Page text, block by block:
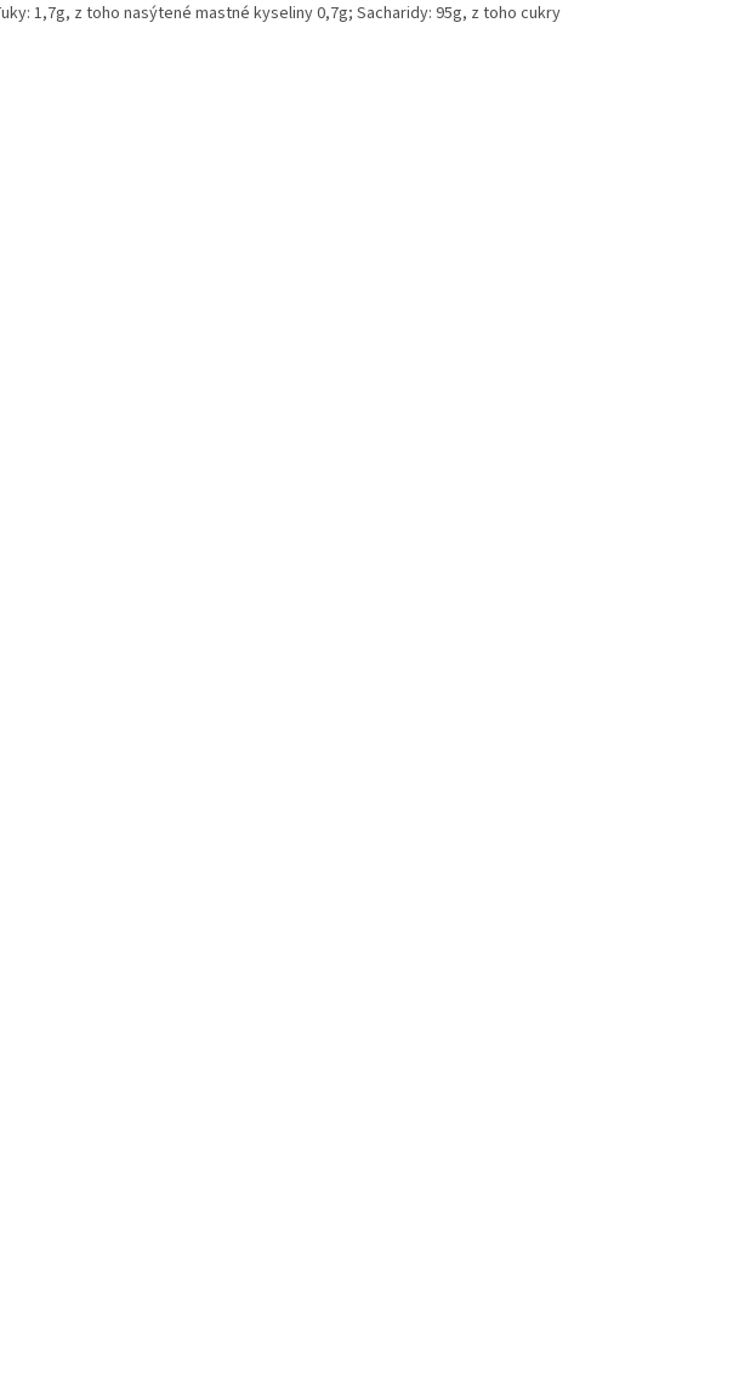
1,7g, z toho nasýtené mastné kyseliny 0,7g; Sacharidy: 95g, z toho cukry